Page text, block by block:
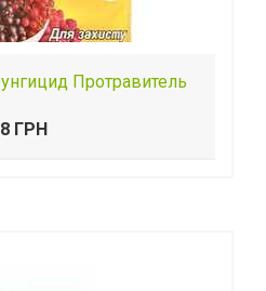
Протравитель
ГРН